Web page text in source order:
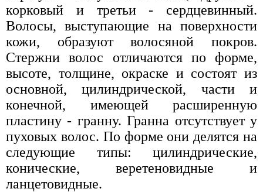
корковый и третьи - сердцевинный.
Волосы, выступающие на поверхности
кожи, образуют волосяной покров.
Стержни волос отличаются по форме,
высоте, толщине, окраске и состоят из
основной, цилиндрической, части и
конечной, имеющей расширенную
пластину - гранну. Гранна отсутствует у
пуховых волос. По форме они делятся на
следующие типы: цилиндрические,
конические, веретеновидные и
ланцетовидные.